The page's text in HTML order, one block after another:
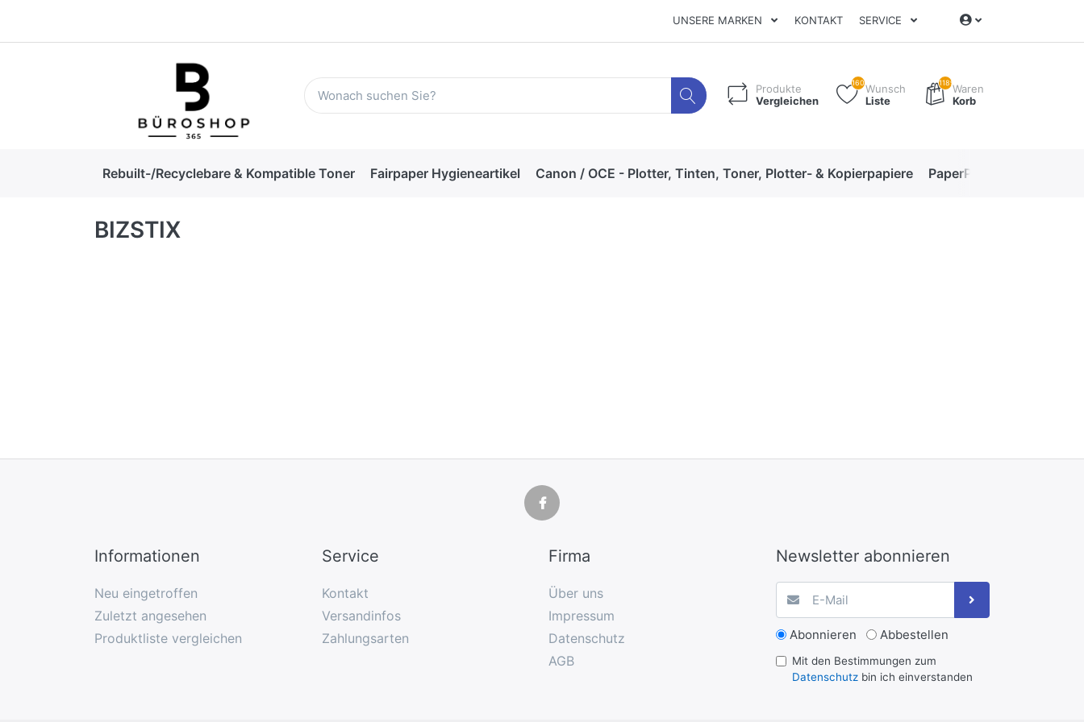
UNSERE MARKEN KONTAKT SERVICE
Produkte
Vergleichen
160Wunsch
Liste
1189Waren
Korb
Rebuilt-/Recyclebare & Kompatible Toner Fairpaper Hygieneartikel Canon / OCE - Plotter, Tinten, Toner, Plotter- & Kopierpapiere PaperPro High-
BIZSTIX
Informationen
Neu eingetroffen
Zuletzt angesehen
Produktliste vergleichen
Service
Kontakt
Versandinfos
Zahlungsarten
Firma
Über uns
Impressum
Datenschutz
AGB
Newsletter abonnieren
Abonnieren Abbestellen
Mit den Bestimmungen zum
Datenschutzbin ich einverstanden